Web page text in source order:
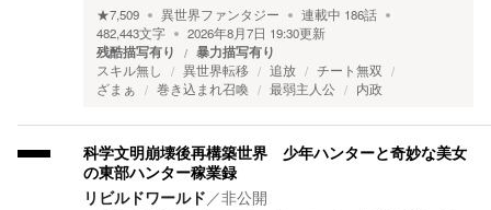
★7,509 異世界ファンタジー 連載中 186話
482,443文字 2026年8月7日 19:30更新
残酷描写有り 暴力描写有り
スキル無し 異世界転移 追放
チート無双
ざまぁ
巻き込まれ召喚 最弱主人公 内政
科学文明崩壊後再構築世界 少年ハンターと奇妙な美女
の東部ハンター稼業録
リビルドワールド／非公開